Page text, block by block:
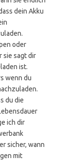
dein Akku
oder
sie sagt dir
ist.
wenn du
du die
ich dir
sicher, wann
mit